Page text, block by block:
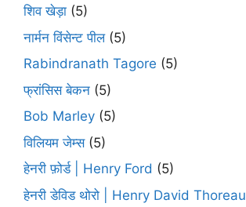
शिव खेड़ा (5)
नार्मन विंसेन्ट पील(5)
Rabindranath Tagore (5)
फ्रांसिस बेकन (5)
Bob Marley (5)
विलियम जेम्स(5)
हेनरी फ़ोर्ड | Henry Ford (5)
हेनरी डेविड थोरो | Henry David Thoreau